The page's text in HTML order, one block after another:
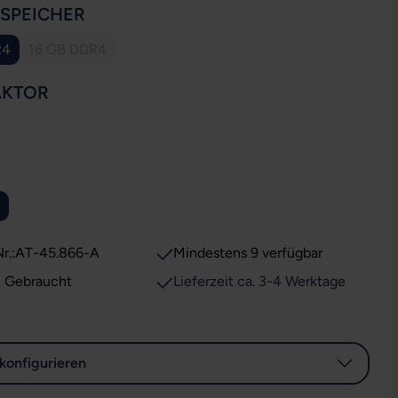
ist zurzeit nicht verfügbar.)
AT-45.866-A
Gebraucht
Mindestens 9 verfügbar
Lieferzeit ca. 3-4 Werktage